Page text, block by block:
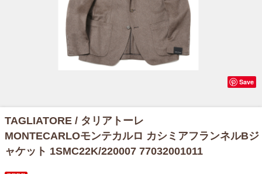
Save
TAGLIATORE / タリアトーレ
MONTECARLOモンテカルロ カシミアフランネルBジ
ャケット 1SMC22K/220007 77032001011